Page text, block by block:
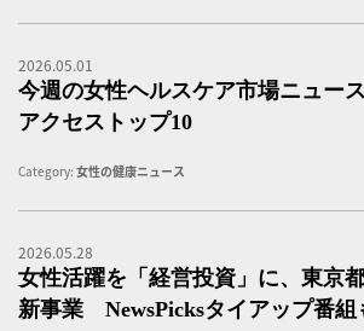
2026.05.01
今週の女性ヘルスケア市場ニュース
アクセストップ10
Category: 女性の健康ニュース
2026.05.28
女性活躍を「経営投資」に、東京
新事業 NewsPicksタイアップ番